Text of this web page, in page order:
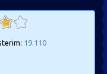
19.110